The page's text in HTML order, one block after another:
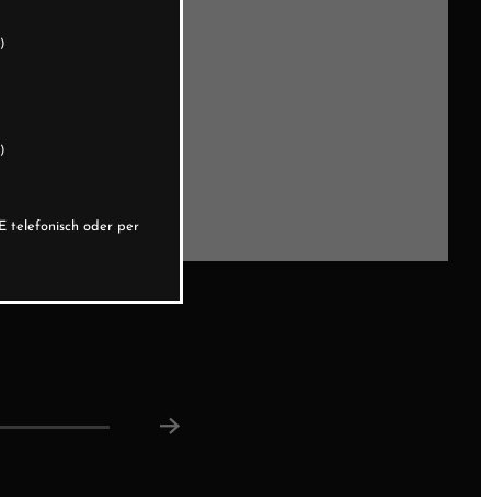
telefonisch oder per